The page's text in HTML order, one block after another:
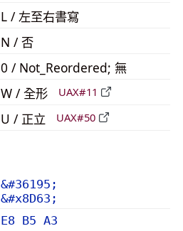
L / 左至右書寫
N / 否
0 / Not_Reordered; 無
W / 全形 UAX#11
U / 正立 UAX#50
&#36195;
&#x8D63;
E8 B5 A3